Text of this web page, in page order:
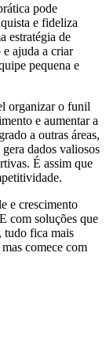
pode
e fideliza
estratégia de
ajuda a criar
pequena e
organizar o funil
e aumentar a
a outras áreas,
dados valiosos
É assim que
e crescimento
com soluções que
, tudo fica mais
comece com